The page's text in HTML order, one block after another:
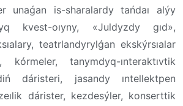
unaǵan is-sharalardy tańdaı alýy
kvest-oıyny, «Juldyzdy gıd»,
teatrlandyrylǵan ekskýrsıalar
kórmeler, tanymdyq-ınteraktıvtik
dáristeri, jasandy ıntellektpen
dárister, kezdesýler, konserttik